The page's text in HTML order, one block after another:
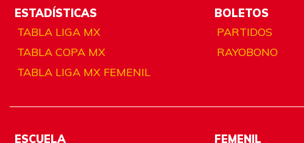
ESTADÍSTICAS
TABLA LIGA MX
TABLA COPA MX
TABLA LIGA MX FEMENIL
BOLETOS
PARTIDOS
RAYOBONO
ESCUELA FEMENIL